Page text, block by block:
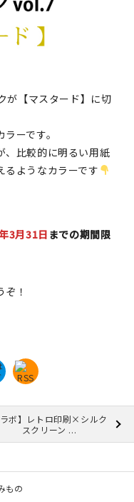
が【マスタード】に切
ーです。
、比較的に明るい用紙
るようなカラーです
3月31日までの期間限
ぞ！
ラボ】レトロ印刷×シルク
スクリーン ...
もの